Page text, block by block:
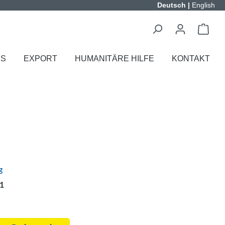
Deutsch | English
EXPORT HUMANITÄRE HILFE KONTAKT